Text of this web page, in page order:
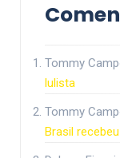
Tommy
lulista
Tommy
Brasil